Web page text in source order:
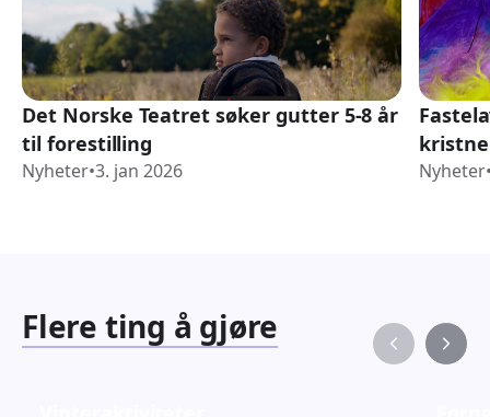
Det Norske Teatret søker gutter 5-8 år
til forestilling
Nyheter•3. jan 2026 Nyheter
Flere ting å gjøre